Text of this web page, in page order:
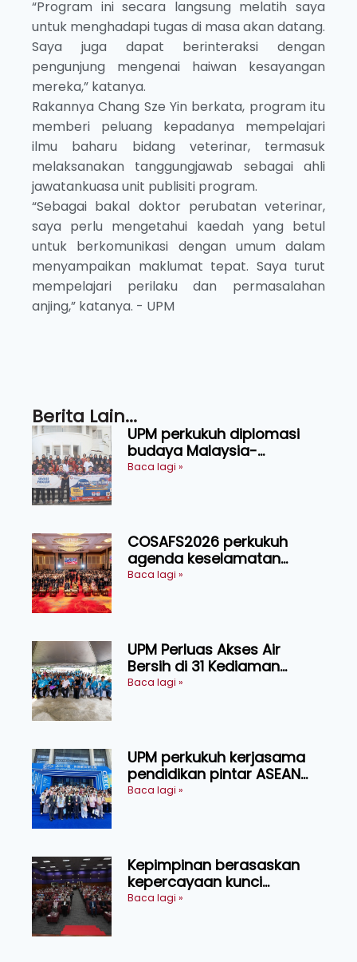
“Program ini secara langsung melatih saya
untuk menghadapi tugas di masa akan datang.
Saya juga dapat berinteraksi dengan
pengunjung mengenai haiwan kesayangan
mereka,” katanya.
Rakannya Chang Sze Yin berkata, program itu
memberi peluang kepadanya mempelajari
ilmu baharu bidang veterinar, termasuk
melaksanakan tanggungjawab sebagai ahli
jawatankuasa unit publisiti program.
“Sebagai bakal doktor perubatan veterinar,
saya perlu mengetahui kaedah yang betul
untuk berkomunikasi dengan umum dalam
menyampaikan maklumat tepat. Saya turut
mempelajari perilaku dan permasalahan
anjing,” katanya. - UPM
Berita Lain...
UPM perkukuh diplomasi
budaya Malaysia-
Indonesia melalui Narasi
Baca lagi »
COSAFS2026 perkukuh
agenda keselamatan
makanan, AgriHub pacu
Baca lagi »
UPM Perluas Akses Air
Bersih di 31 Kediaman
Orang Asli Tasik Chini
Baca lagi »
UPM perkukuh kerjasama
pendidikan pintar ASEAN
menerusi lawatan rasmi ke
Baca lagi »
Kepimpinan berasaskan
kepercayaan kunci
kecemerlangan institusi -
Baca lagi »